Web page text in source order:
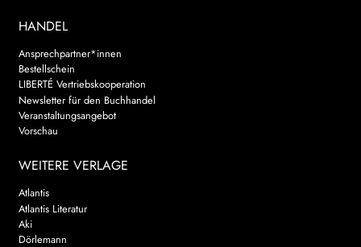
HANDEL
Ansprechpartner*innen
Bestellschein
LIBERTÉ Vertriebskooperation
Newsletter für den Buchhandel
Veranstaltungsangebot
Vorschau
WEITERE VERLAGE
Atlantis
Atlantis Literatur
Aki
Dörlemann